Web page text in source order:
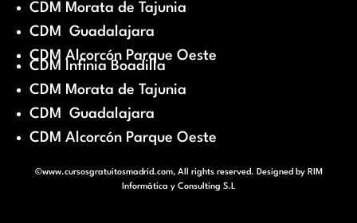
CDM Morata de Tajunia
CDM Guadalajara
CDM Alcorcón Parque Oeste
CDM Infinia Boadilla
CDM Morata de Tajunia
CDM Guadalajara
CDM Alcorcón Parque Oeste
©www.cursosgratuitosmadrid.com, All rights reserved. Designed by RIM
Informática y Consulting S.L